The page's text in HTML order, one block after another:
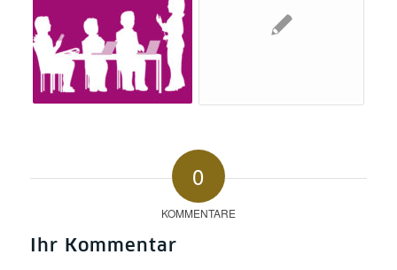
0
KOMMENTARE
Ihr Kommentar